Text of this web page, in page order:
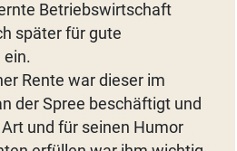
Betriebswirtschaft
später für gute
ein.
Rente war dieser im
der Spree beschäftigt und
und für seinen Humor